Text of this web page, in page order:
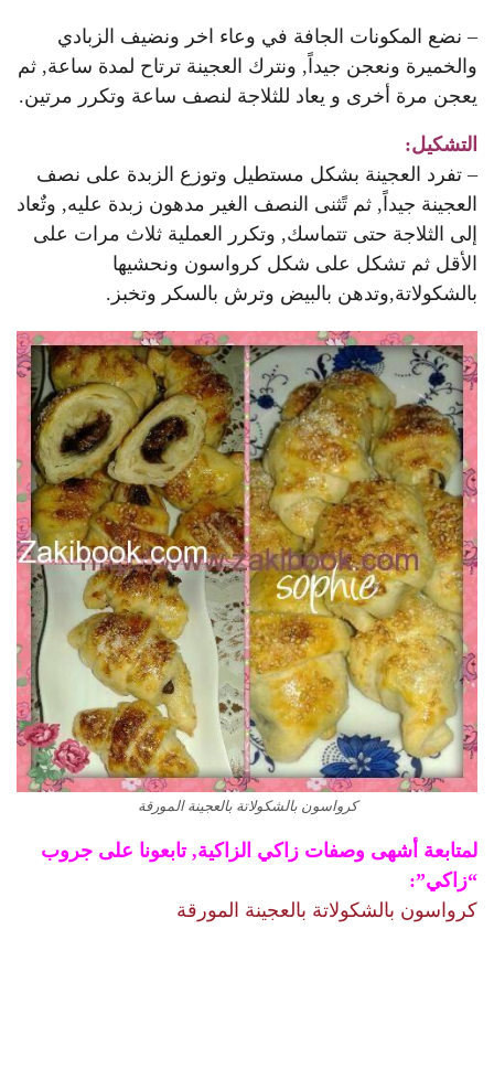
– نضع المكونات الجافة في وعاء اخر ونضيف الزبادي
والخميرة ونعجن جيداً, ونترك العجينة ترتاح لمدة ساعة, ثم
يعجن مرة أخرى و يعاد للثلاجة لنصف ساعة وتكرر مرتين.
التشكيل:
– تفرد العجينة بشكل مستطيل وتوزع الزبدة على نصف
العجينة جيداً, ثم تًثنى النصف الغير مدهون زبدة عليه, وتٌعاد
إلى الثلاجة حتى تتماسك, وتكرر العملية ثلاث مرات على
الأقل ثم تشكل على شكل كرواسون ونحشيها
بالشكولاتة,وتدهن بالبيض وترش بالسكر وتخبز.
كرواسون بالشكولاتة بالعجينة المورقة
لمتابعة أشهى وصفات زاكي الزاكية, تابعونا على جروب
“زاكي”:
كرواسون بالشكولاتة بالعجينة المورقة